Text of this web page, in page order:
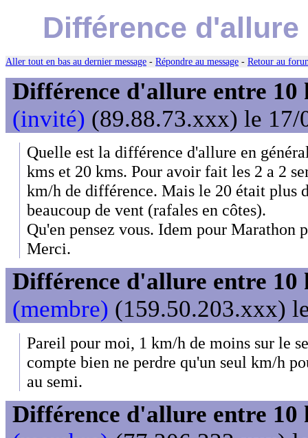
Différence
Aller tout en bas au dernier message - Répondre au message - Retour au
Différence d'allure entre 10
(invité) (89.88.73.xxx) le 17/
Quelle est la différence d'allure en
kms et 20 kms. Pour avoir fait les 2 a 2
km/h de différence. Mais le 20 était plus
beaucoup de vent (rafales en côtes).
Qu'en pensez vous. Idem pour Marathon
Merci.
Différence d'allure entre 10
(membre) (159.50.203.xxx)
Pareil pour moi, 1 km/h de moins sur le
compte bien ne perdre qu'un seul km/h
au semi.
Différence d'allure entre 10